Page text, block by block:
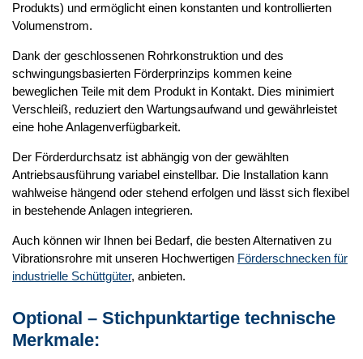
Produkts) und ermöglicht einen konstanten und kontrollierten
Volumenstrom.
Dank der geschlossenen Rohrkonstruktion und des
schwingungsbasierten Förderprinzips kommen keine
beweglichen Teile mit dem Produkt in Kontakt. Dies minimiert
Verschleiß, reduziert den Wartungsaufwand und gewährleistet
eine hohe Anlagenverfügbarkeit.
Der Förderdurchsatz ist abhängig von der gewählten
Antriebsausführung variabel einstellbar. Die Installation kann
wahlweise hängend oder stehend erfolgen und lässt sich flexibel
in bestehende Anlagen integrieren.
Auch können wir Ihnen bei Bedarf, die besten Alternativen zu
Vibrationsrohre mit unseren Hochwertigen Förderschnecken für
industrielle Schüttgüter, anbieten.
Optional – Stichpunktartige technische
Merkmale: